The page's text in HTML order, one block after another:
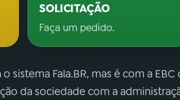
SOLICITAÇÃO
Faça um pedido.
sistema Fala.BR, mas é com a
da sociedade com a